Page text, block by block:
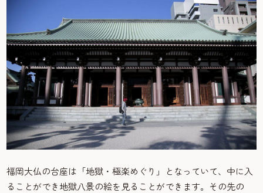
福岡大仏の台座は「地獄・極楽めぐり」となっていて、中に入
ることができ地獄八景の絵を見ることができます。その先の